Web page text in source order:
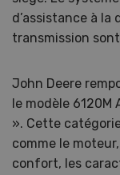
d’assistance à la
transmission
John Deere
le modèle
». Cette
comme le
confort, les